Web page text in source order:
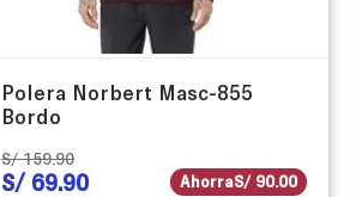
Polera Norbert Masc-855
Bordo
S/ 159.90
S/ 69.90 AhorraS/ 90.00